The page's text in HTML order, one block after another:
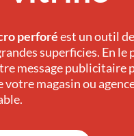
perforéest un outil
superficies. En
message publicitaire
votre magasin ou